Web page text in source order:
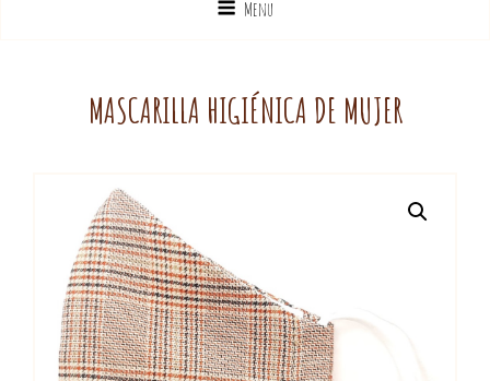
Menu
MASCARILLA HIGIÉNICA DE MUJER